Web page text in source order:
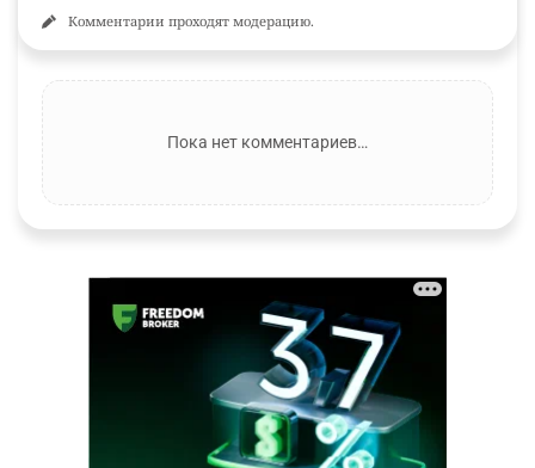
Комментарии проходят модерацию.
Пока нет комментариев…